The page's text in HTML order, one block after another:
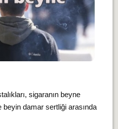
sigaranın beyne
beyin damar sertliği arasında